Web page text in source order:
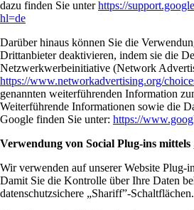
dazu finden Sie unterhttps://
hl=de
Darüber hinaus können Sie die
Drittanbieter deaktivieren, indem sie die
Netzwerkwerbeinitiative (Network
https://www.networkadvertising.org/
genannten weiterführenden Information
Weiterführende Informationen sowie die
Google finden Sie unter: https://
Verwendung von Social Plug-ins
Wir verwenden auf unserer Website Plug-
Damit Sie die Kontrolle über Ihre Daten
datenschutzsichere „Shariff”-Schaltflächen.